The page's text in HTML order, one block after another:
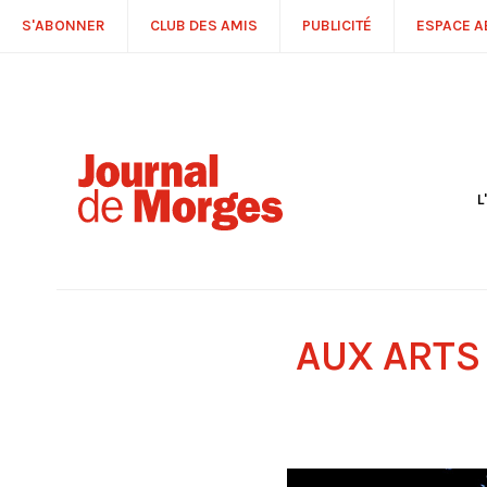
S'ABONNER CLUB DES AMIS PUBLICITÉ ESPACE
AUX